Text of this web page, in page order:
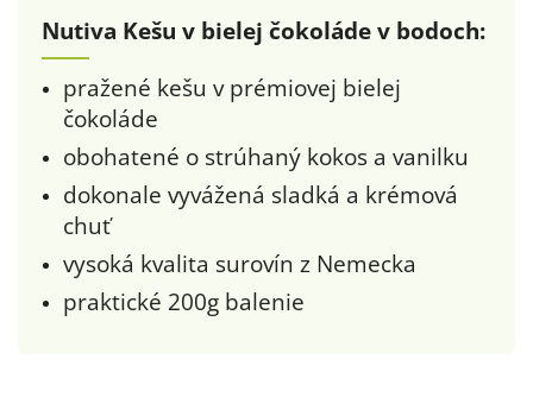
Nutiva Kešu v bielej čokoláde v bodoch:
pražené kešu v prémiovej bielej
čokoláde
obohatené o strúhaný kokos a vanilku
dokonale vyvážená sladká a krémová
chuť
vysoká kvalita surovín z Nemecka
praktické 200g balenie